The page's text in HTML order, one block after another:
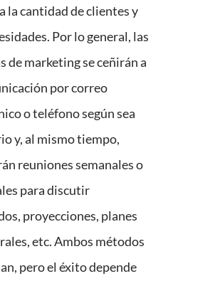
la cantidad de clientes y
Por lo general, las
de marketing se ceñirán a
por correo
o teléfono según sea
y, al mismo tiempo,
reuniones semanales o
para discutir
proyecciones, planes
etc. Ambos métodos
pero el éxito depende